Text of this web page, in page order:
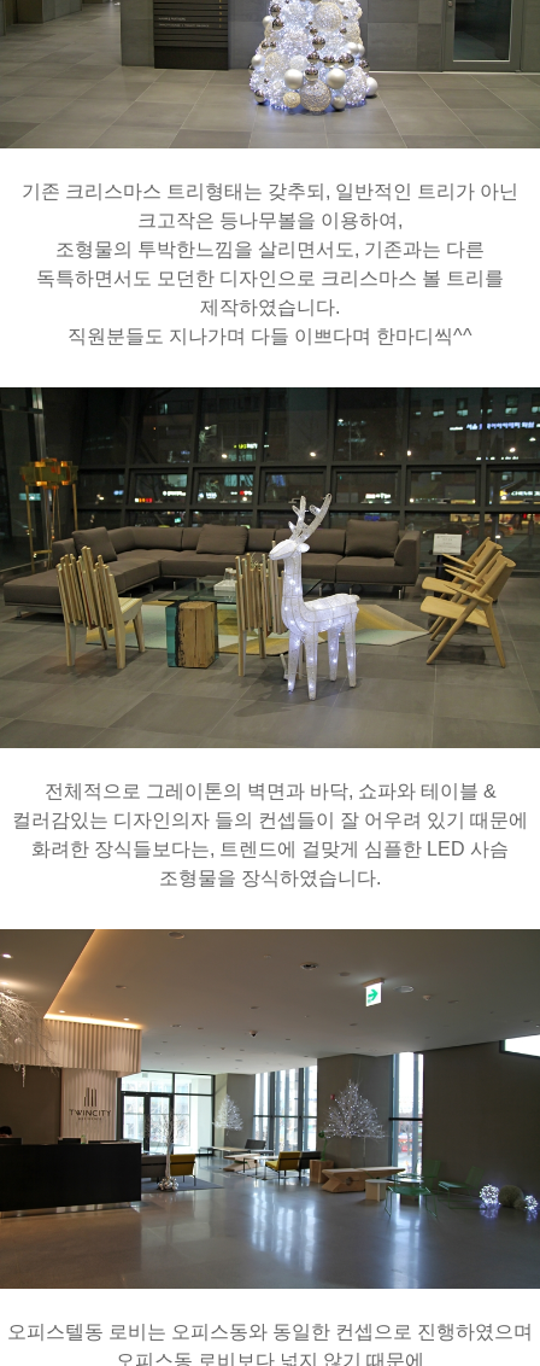
기존 크리스마스 트리형태는 갖추되, 일반적인 트리가 아닌
크고작은 등나무볼을 이용하여,
조형물의 투박한느낌을 살리면서도, 기존과는 다른
독특하면서도 모던한 디자인으로 크리스마스 볼 트리를
제작하였습니다.
직원분들도 지나가며 다들 이쁘다며 한마디씩^^
전체적으로 그레이톤의 벽면과 바닥, 쇼파와 테이블 &
컬러감있는 디자인의자 들의 컨셉들이 잘 어우려 있기 때문에
화려한 장식들보다는, 트렌드에 걸맞게 심플한 LED 사슴
조형물을 장식하였습니다.
오피스텔동 로비는 오피스동와 동일한 컨셉으로 진행하였으며
오피스동 로비보다 넓지 않기 때문에